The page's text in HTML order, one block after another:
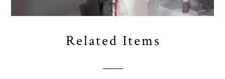
Related Items